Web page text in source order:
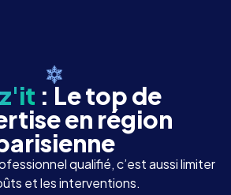
: Le top de
en région
qualifié, c’est aussi limiter
et les interventions.